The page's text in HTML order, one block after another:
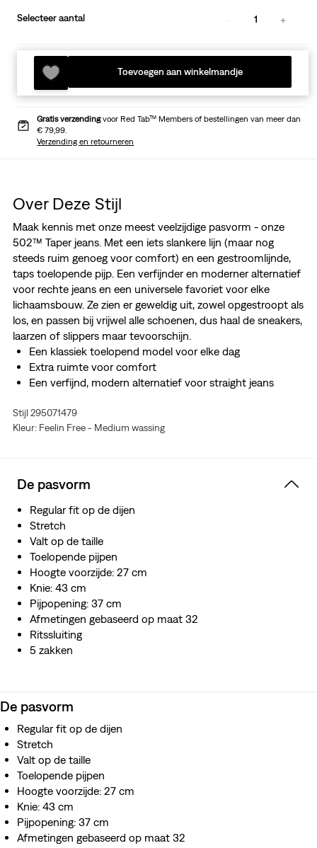
Selecteer aantal 1
Toevoegen aan winkelmandje
Gratis verzendingvoor Red Tab™ Members of bestellingen van meer dan
€ 79,99.
Verzending en retourneren
Over Deze Stijl
Maak kennis met onze meest veelzijdige pasvorm - onze
502™ Taper jeans. Met een iets slankere lijn (maar nog
steeds ruim genoeg voor comfort) en een gestroomlijnde,
taps toelopende pijp. Een verfijnder en moderner alternatief
voor rechte jeans en een universele favoriet voor elke
lichaamsbouw. Ze zien er geweldig uit, zowel opgestroopt als
los, en passen bij vrijwel alle schoenen, dus haal de sneakers,
laarzen of slippers maar tevoorschijn.
Een klassiek toelopend model voor elke dag
Extra ruimte voor comfort
Een verfijnd, modern alternatief voor straight jeans
stretch voor comfort de hele dag
Stijl 295071479
Kleur: Feelin Free - Medium wassing
De pasvorm
Regular fit op de dijen
Stretch
Valt op de taille
Toelopende pijpen
Hoogte voorzijde: 27 cm
Knie: 43 cm
Pijpopening: 37 cm
Afmetingen gebaseerd op maat 32
Ritssluiting
5 zakken
De pasvorm
Regular fit op de dijen
Stretch
Valt op de taille
Toelopende pijpen
Hoogte voorzijde: 27 cm
Knie: 43 cm
Pijpopening: 37 cm
Afmetingen gebaseerd op maat 32